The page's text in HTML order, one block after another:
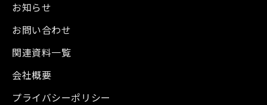
お知らせ
お問い合わせ
関連資料一覧
会社概要
プライバシーポリシー